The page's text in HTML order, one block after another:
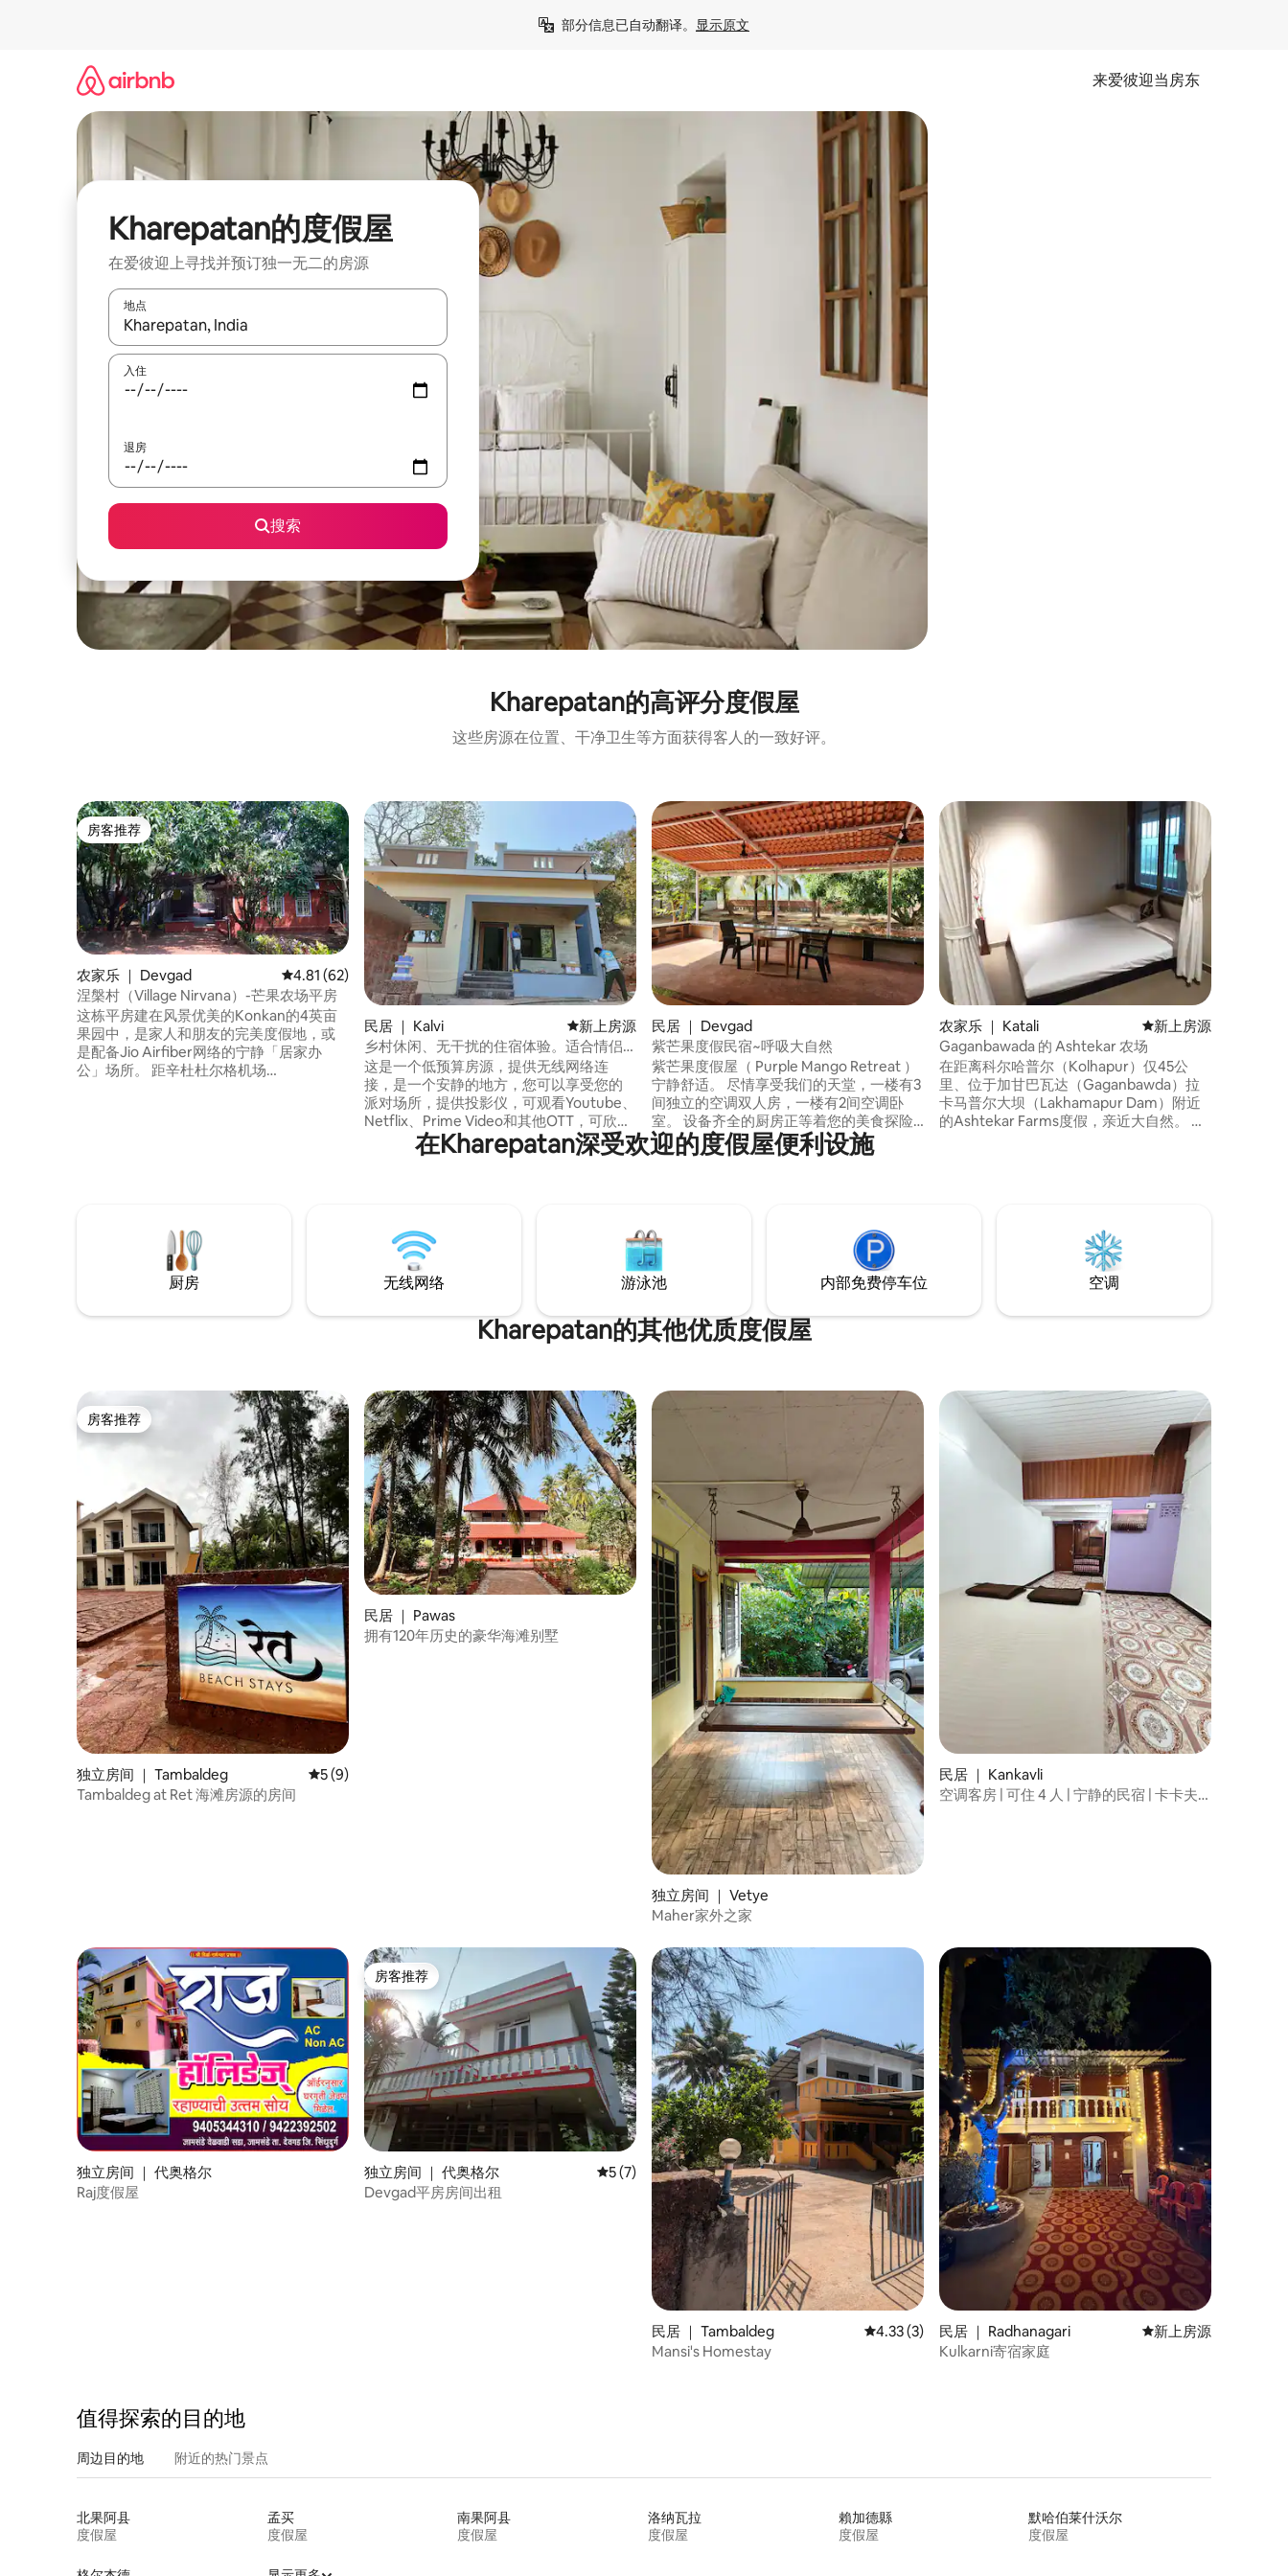
部分信息已自动翻译。 显示原文
来爱彼迎当房东
Kharepatan的度假屋
在爱彼迎上寻找并预订独一无二的房源
地点
如有搜索结果，请使用上下方向键查看，或通过点击或滑动手势浏览。
入住
退房
搜索
Kharepatan的高评分度假屋
这些房源在位置、干净卫生等方面获得客人的一致好评。
房客推荐
房客推荐
农家乐 ｜ Devgad 平均评分 4.81 分（满分 5 分），共 62 条评价
4.81 (62)
涅槃村（Village Nirvana）-芒果农场平房
这栋平房建在风景优美的Konkan的4英亩
果园中，是家人和朋友的完美度假地，或
是配备Jio Airfiber网络的宁静「居家办
公」场所。 距辛杜杜尔格机场
民居 ｜ Kalvi 新房源
新上房源
乡村休闲、无干扰的住宿体验。适合情侣
入住
这是一个低预算房源，提供无线网络连
接，是一个安静的地方，您可以享受您的
派对场所，提供投影仪，可观看Youtube、
Netflix、Prime Video和其他OTT，可欣赏
溪流景观，有开放式露台，氛围宜人。 附
近有一些旅游景点，如Kunkeswar寺、
按需提供海鲜和非素食。
民居 ｜ Devgad
紫芒果度假民宿~呼吸大自然
紫芒果度假屋（ Purple Mango Retreat ）
宁静舒适。 尽情享受我们的天堂，一楼有3
间独立的空调双人房，一楼有2间空调卧
室。 设备齐全的厨房正等着您的美食探险
之旅，空间充裕，邀请团体聚会。 沉浸在
郁郁葱葱的绿色环境中的宁静美景。 无论
农家乐 ｜ Katali 新房源
新上房源
Gaganbawada 的 Ashtekar 农场
在距离科尔哈普尔（Kolhapur）仅45公
里、位于加甘巴瓦达（Gaganbawda）拉
卡马普尔大坝（Lakhamapur Dam）附近
的Ashtekar Farms度假，亲近大自然。 享
在Kharepatan深受欢迎的度假屋便利设施
厨房 无线网络 游泳池 内部免费停车位 空调
Kharepatan的其他优质度假屋
房客推荐
房客推荐
独立房间 ｜ Tambaldeg 平均评分 5 分（满分 5 分），共 9 条评价
5 (9)
Tambaldeg at Ret 海滩房源的房间
民居 ｜ Pawas
拥有120年历史的豪华海滩别墅
独立房间 ｜ Vetye
Maher家外之家
民居 ｜ Kankavli
空调客房 | 可住 4 人 | 宁静的民宿 | 卡卡夫
独立房间 ｜ 代奥格尔
Raj度假屋
房客推荐
房客推荐
独立房间 ｜ 代奥格尔 平均评分 5 分（满分 5 分），共 7 条评价
5 (7)
Devgad平房房间出租
民居 ｜ Tambaldeg 平均评分 4.33 分（满分 5 分），共 3 条评价
4.33 (3)
Mansi's Homestay
民居 ｜ Radhanagari 新房源
新上房源
Kulkarni寄宿家庭
值得探索的目的地
周边目的地 附近的热门景点
北果阿县
度假屋
孟买
度假屋
南果阿县
度假屋
洛纳瓦拉
度假屋
賴加德縣
度假屋
默哈伯莱什沃尔
度假屋